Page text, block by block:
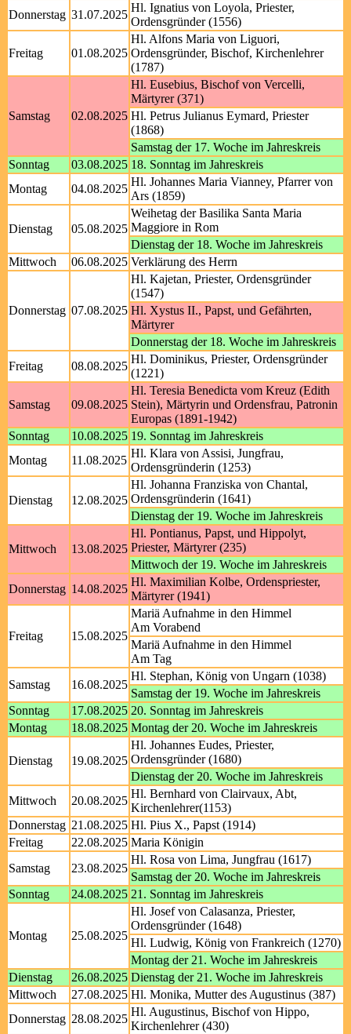
Donnerstag 31.07.2025
Hl. Ignatius von Loyola, Priester,
Ordensgründer (1556)
Freitag 01.08.2025
Hl. Alfons Maria von Liguori,
Ordensgründer, Bischof, Kirchenlehrer
(1787)
Samstag 02.08.2025
Hl. Eusebius, Bischof von Vercelli,
Märtyrer (371)
Hl. Petrus Julianus Eymard, Priester
(1868)
Samstag der 17. Woche im Jahreskreis
Sonntag
03.08.2025 18. Sonntag im Jahreskreis
Montag
04.08.2025
Hl. Johannes Maria Vianney, Pfarrer von
Ars (1859)
Dienstag 05.08.2025
Weihetag der Basilika Santa Maria
Maggiore in Rom
Dienstag der 18. Woche im Jahreskreis
Mittwoch
06.08.2025 Verklärung des Herrn
Donnerstag 07.08.2025
Hl. Kajetan, Priester, Ordensgründer
(1547)
Hl. Xystus II., Papst, und Gefährten,
Märtyrer
Donnerstag der 18. Woche im Jahreskreis
Freitag
08.08.2025
Hl. Dominikus, Priester, Ordensgründer
(1221)
Samstag 09.08.2025
Hl. Teresia Benedicta vom Kreuz (Edith
Stein), Märtyrin und Ordensfrau, Patronin
Europas (1891-1942)
Sonntag
10.08.2025 19. Sonntag im Jahreskreis
Montag
11.08.2025
Hl. Klara von Assisi, Jungfrau,
Ordensgründerin (1253)
Dienstag 12.08.2025
Hl. Johanna Franziska von Chantal,
Ordensgründerin (1641)
Dienstag der 19. Woche im Jahreskreis
Mittwoch 13.08.2025
Hl. Pontianus, Papst, und Hippolyt,
Priester, Märtyrer (235)
Mittwoch der 19. Woche im Jahreskreis
Donnerstag 14.08.2025
Hl. Maximilian Kolbe, Ordenspriester,
Märtyrer (1941)
Freitag 15.08.2025
Mariä Aufnahme in den Himmel
Am Vorabend
Mariä Aufnahme in den Himmel
Am Tag
Samstag
16.08.2025
Hl. Stephan, König von Ungarn (1038)
Samstag der 19. Woche im Jahreskreis
Sonntag
17.08.2025 20. Sonntag im Jahreskreis
Montag
18.08.2025 Montag der 20. Woche im Jahreskreis
Dienstag 19.08.2025
Hl. Johannes Eudes, Priester,
Ordensgründer (1680)
Dienstag der 20. Woche im Jahreskreis
Mittwoch
20.08.2025
Hl. Bernhard von Clairvaux, Abt,
Kirchenlehrer(1153)
Donnerstag 21.08.2025 Hl. Pius X., Papst (1914)
Freitag
22.08.2025 Maria Königin
Samstag
23.08.2025
Hl. Rosa von Lima, Jungfrau (1617)
Samstag der 20. Woche im Jahreskreis
Sonntag
24.08.2025 21. Sonntag im Jahreskreis
Montag 25.08.2025
Hl. Josef von Calasanza, Priester,
Ordensgründer (1648)
Hl. Ludwig, König von Frankreich (1270)
Montag der 21. Woche im Jahreskreis
Dienstag
26.08.2025 Dienstag der 21. Woche im Jahreskreis
Mittwoch
27.08.2025 Hl. Monika, Mutter des Augustinus (387)
Donnerstag 28.08.2025
Hl. Augustinus, Bischof von Hippo,
Kirchenlehrer (430)